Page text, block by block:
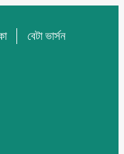
বেটা ভার্সন